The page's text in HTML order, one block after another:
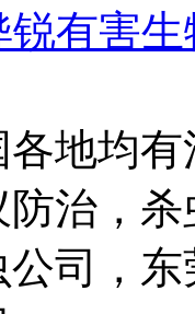
锐有害
地均
治，
司，